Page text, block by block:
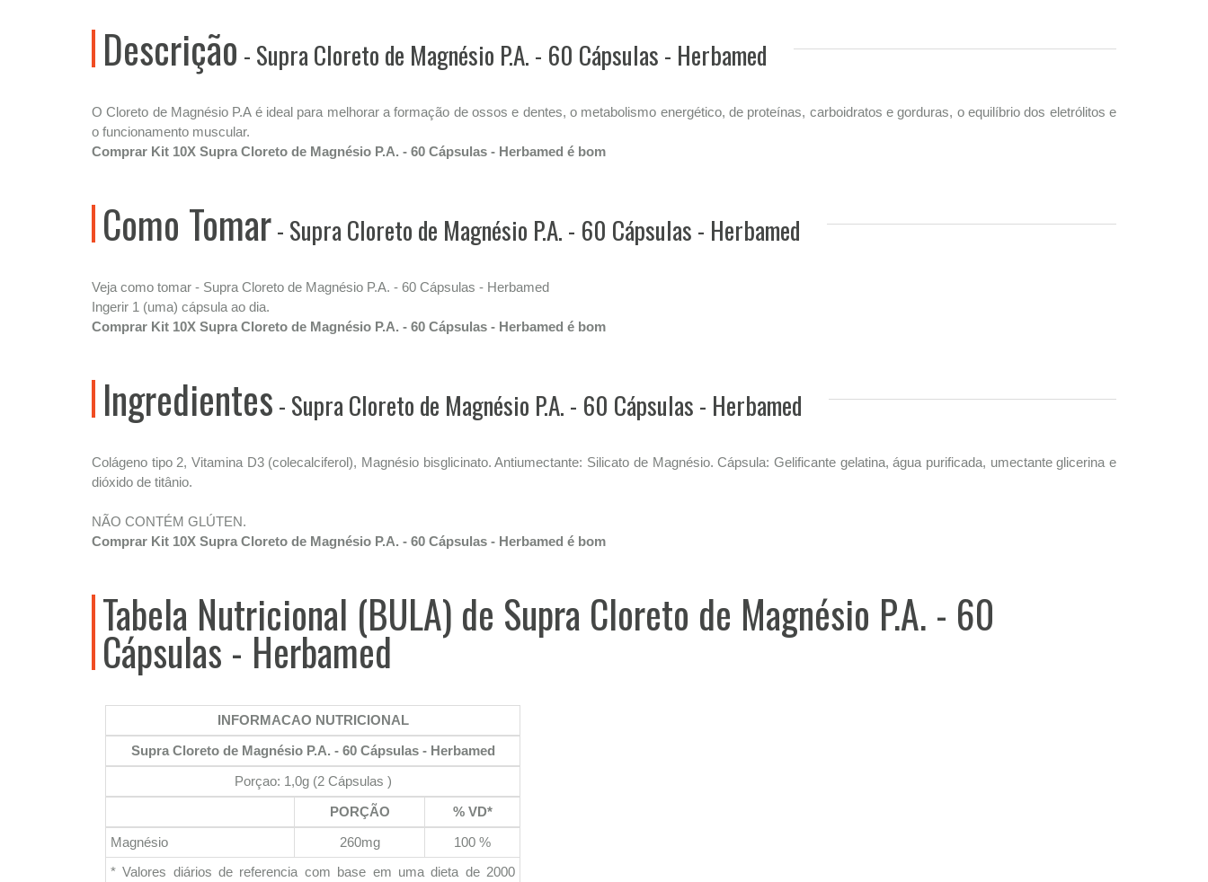
Descrição - Supra Cloreto de Magnésio P.A. - 60 Cápsulas - Herbamed
O Cloreto de Magnésio P.A é ideal para melhorar a formação de ossos e dentes, o metabolismo energético, de proteínas, carboidratos e gorduras, o equilíbrio dos eletrólitos e
o funcionamento muscular.
Comprar Kit 10X Supra Cloreto de Magnésio P.A. - 60 Cápsulas - Herbamed é bom
Como Tomar- Supra Cloreto de Magnésio P.A. - 60 Cápsulas - Herbamed
Veja como tomar - Supra Cloreto de Magnésio P.A. - 60 Cápsulas - Herbamed
Ingerir 1 (uma) cápsula ao dia.
Comprar Kit 10X Supra Cloreto de Magnésio P.A. - 60 Cápsulas - Herbamed é bom
Ingredientes- Supra Cloreto de Magnésio P.A. - 60 Cápsulas - Herbamed
Colágeno tipo 2, Vitamina D3 (colecalciferol), Magnésio bisglicinato. Antiumectante: Silicato de Magnésio. Cápsula: Gelificante gelatina, água purificada, umectante glicerina e
dióxido de titânio.
NÃO CONTÉM GLÚTEN.
Comprar Kit 10X Supra Cloreto de Magnésio P.A. - 60 Cápsulas - Herbamed é bom
Tabela Nutricional (BULA) de Supra Cloreto de Magnésio P.A. - 60
Cápsulas - Herbamed
INFORMACAO NUTRICIONAL
Supra Cloreto de Magnésio P.A. - 60 Cápsulas - Herbamed
Porçao: 1,0g (2 Cápsulas )
PORÇÃO
% VD*
Magnésio
260mg
100 %
* Valores diários de referencia com base em uma dieta de 2000